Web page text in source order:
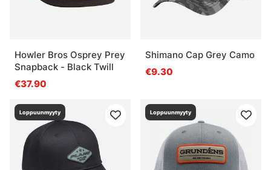
Howler Bros Osprey Prey
Snapback - Black Twill
€37.90
Shimano Cap Grey Camo
€9.30
Loppuunmyyty Loppuunmyyty